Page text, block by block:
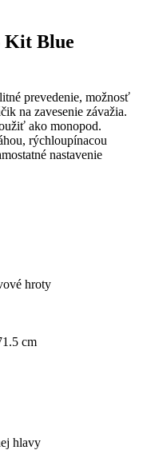
Kit Blue
prevedenie, možnosť
na zavesenie závažia.
ako monopod.
rýchloupínacou
nastavenie
hroty
cm
hlavy